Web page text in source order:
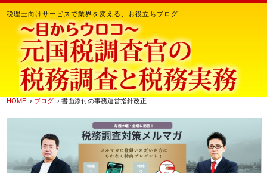
税理士向けサービスで業界を変える、お役立ちブログ
HOME › ブログ › 書面添付の事務運営指針改正